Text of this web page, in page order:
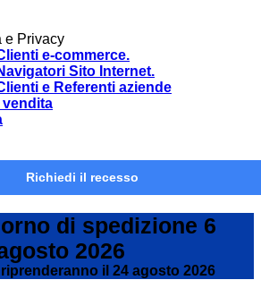
la
trovo?
e Privacy
e-commerce.
Sito Internet.
e Referenti aziende
Richiedi il recesso
di spedizione 6
2026
il 24 agosto 2026